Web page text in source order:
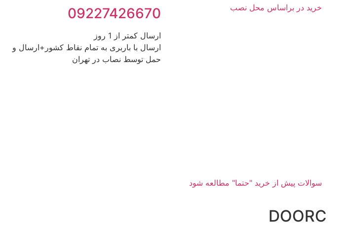
خرید در براساس محل نصب
سوالات پیش از خرید "حتما" مطالعه شود
09227426670
ارسال کمتر از 1 روز
ارسال با باربری به تمام نقاط کشور+ارسال و
حمل توسط نصاب در تهران
DOORC